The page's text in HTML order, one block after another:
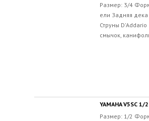
Размер: 3/4
ели Задняя
Струны
смычок,
YAMAHA V5SC 1/2
Размер: 1/2